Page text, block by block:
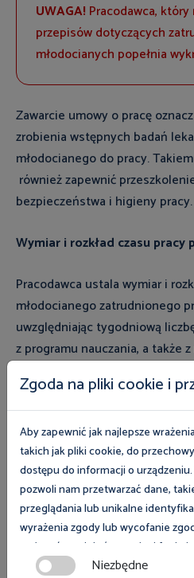
UWAGA! Pracodawca,
przepisów dotyczących
młodocianych popełnia
Zawarcie umowy o pracę
zrobienia wstępnych badań
młodocianego do pracy.
również zapewnić
bezpieczeństwa i higieny pracy.
Wymiar i rozkład czasu pracy
Pracodawca ustala wymiar i
młodocianego zatrudnionego
uwzględniając tygodniową
z programu nauczania, a także
Tygodniowy wymiar czasu
odbywania zajęć szkolnychnie
godzin. W dniu uczestniczenia
wymiar czasu pracy
godzin.
Czas pracy młodocianegow
nie może przekraczać 7 godzin
Zgoda na pliki cookie i
Aby zapewnić jak najlepsze
takich jak pliki cookie, do
dostępu do informacji o
pozwoli nam przetwarzać dane,
przeglądania lub unikalne
wyrażenia zgody lub wycofanie
wpłynąć na niektóre cechy i funkcje.
Niezbędne